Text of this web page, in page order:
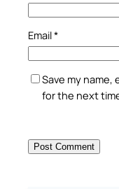
Email*
Save my name,
for the next